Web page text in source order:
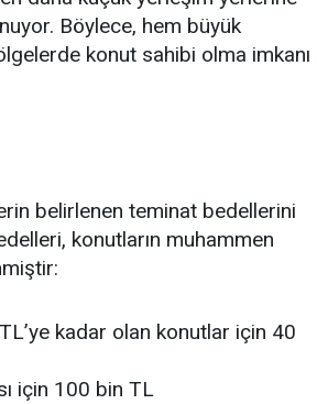
Böylece, hem büyük
konut sahibi olma imkanı
belirlenen teminat bedellerini
konutların muhammen
kadar olan konutlar için 40
için 100 bin TL